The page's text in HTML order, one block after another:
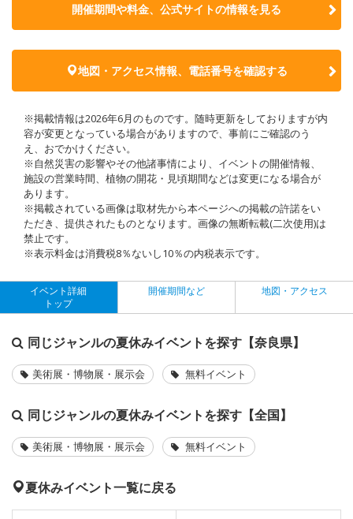
開催期間や料金、公式サイトの情報を見る
地図・アクセス情報、電話番号を確認する
※掲載情報は2026年6月のものです。随時更新をしておりますが内
容が変更となっている場合がありますので、事前にご確認のう
え、おでかけください。
※自然災害の影響やその他諸事情により、イベントの開催情報、
施設の営業時間、植物の開花・見頃期間などは変更になる場合が
あります。
※掲載されている画像は取材先から本ページへの掲載の許諾をい
ただき、提供されたものとなります。画像の無断転載(二次使用)は
禁止です。
※表示料金は消費税8％ないし10％の内税表示です。
イベント詳細
トップ
開催期間など 地図・アクセス
同じジャンルの夏休みイベントを探す【奈良県】
美術展・博物展・展示会 無料イベント
同じジャンルの夏休みイベントを探す【全国】
美術展・博物展・展示会 無料イベント
夏休みイベント一覧に戻る